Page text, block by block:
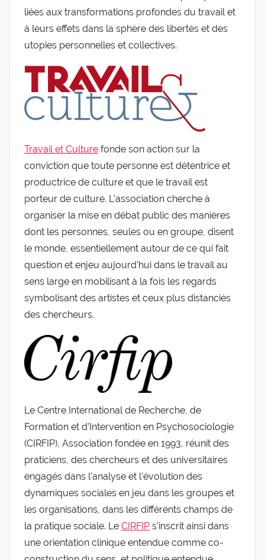
liées aux transformations profondes du travail et
à leurs effets dans la sphère des libertés et des
utopies personnelles et collectives.
Travail et Culture fonde son action sur la
conviction que toute personne est détentrice et
productrice de culture et que le travail est
porteur de culture. L’association cherche à
organiser la mise en débat public des manières
dont les personnes, seules ou en groupe, disent
le monde, essentiellement autour de ce qui fait
question et enjeu aujourd’hui dans le travail au
sens large en mobilisant à la fois les regards
symbolisant des artistes et ceux plus distanciés
des chercheurs.
Le Centre International de Recherche, de
Formation et d’Intervention en Psychosociologie
(CIRFIP), Association fondée en 1993, réunit des
praticiens, des chercheurs et des universitaires
engagés dans l’analyse et l’évolution des
dynamiques sociales en jeu dans les groupes et
les organisations, dans les différents champs de
la pratique sociale. Le CIRFIP s’inscrit ainsi dans
une orientation clinique entendue comme co-